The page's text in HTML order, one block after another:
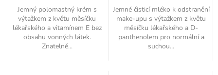
Jemný polomastný krém s
výtažkem z květu měsíčku
lékařského a vitamínem E bez
obsahu vonných látek.
Znatelně...
Jemné čisticí mléko k odstranění
make-upu s výtažkem z květu
měsíčku lékařského a D-
panthenolem pro normální a
suchou...